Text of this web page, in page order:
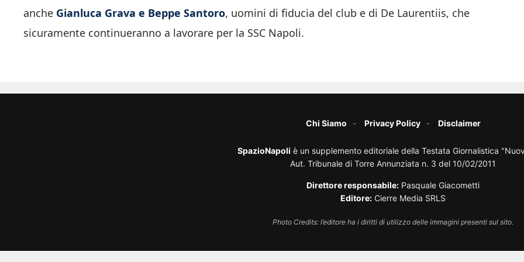
anche Gianluca Grava e Beppe Santoro, uomini di fiducia del club e di De Laurentiis, che
sicuramente continueranno a lavorare per la SSC Napoli.
Chi Siamo Privacy Policy Disclaimer
SpazioNapoli è un supplemento editoriale della Testata Giornalistica
Aut. Tribunale di Torre Annunziata n. 3 del 10/02/2011
Direttore responsabile: Pasquale Giacometti
Editore: Cierre Media SRLS
Photo Credits: l’editore ha i diritti di utilizzo delle immagini presenti sul sito.